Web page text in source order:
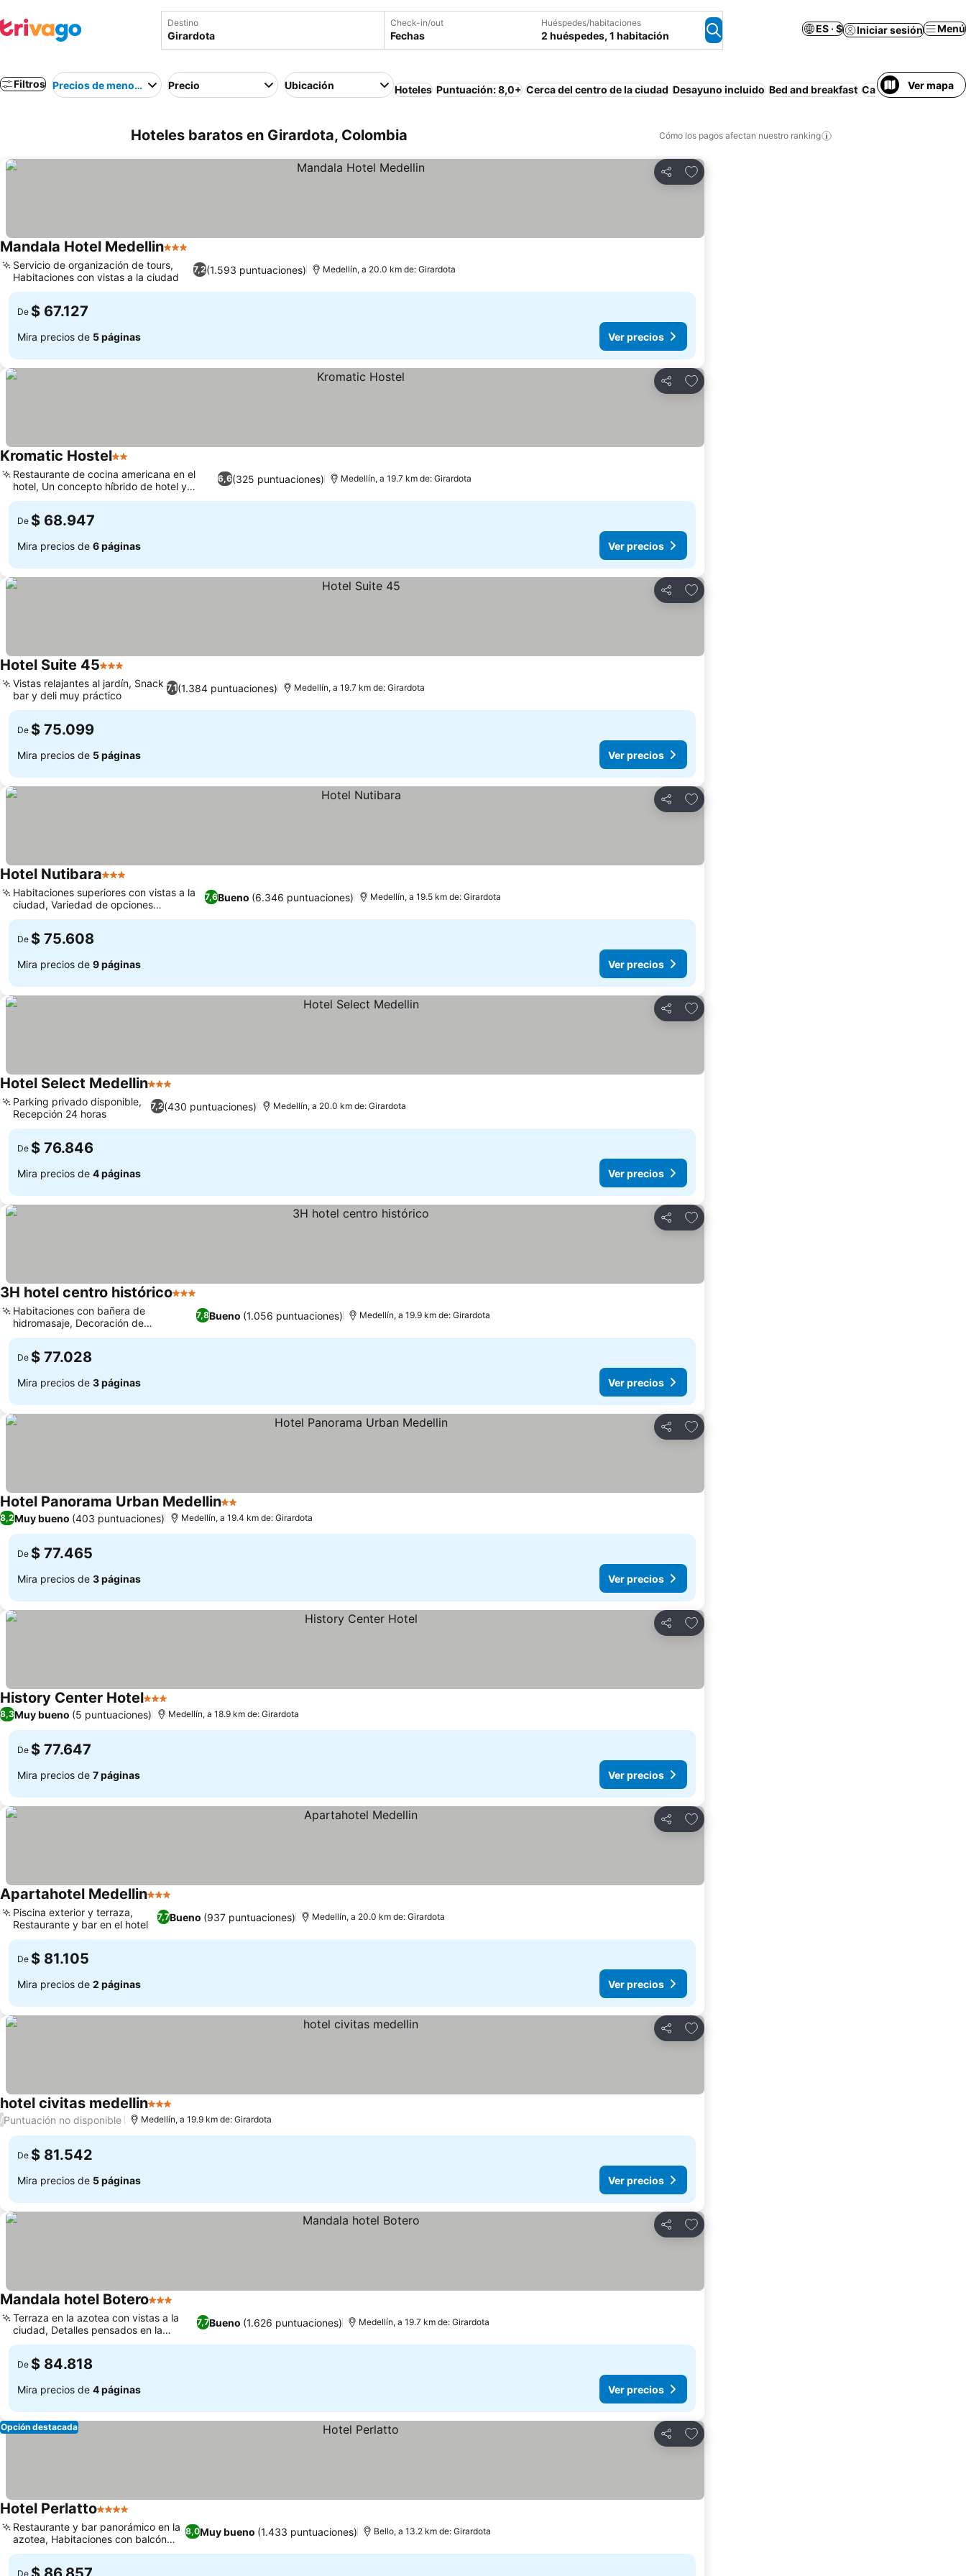
Destino Check-in/out
Fechas
Huéspedes/habitaciones
2 huéspedes, 1 habitación
ES · $ Iniciar sesión Menú
Filtros Precios de menor a mayorPrecio Ubicación Hoteles Puntuación: 8,0+ Cerca del centro de la ciudad Desayuno incluido Bed and breakfast Casa de huéspedes
Ver mapa
Hoteles baratos en Girardota, Colombia Cómo los pagos afectan nuestro ranking
Compartir
Agregar a favoritos
Mandala Hotel Medellin3 Estrellas
7,2(1.593 puntuaciones)
Servicio de organización de tours,
Habitaciones con vistas a la ciudad
Medellín, a 20.0 km de: Girardota
De $ 67.127
Mira precios de 5 páginas Ver precios
Compartir
Agregar a favoritos
Kromatic Hostel2 Estrellas
6,6(325 puntuaciones)
Restaurante de cocina americana en el
hotel, Un concepto híbrido de hotel y
hostal
Medellín, a 19.7 km de: Girardota
De $ 68.947
Mira precios de 6 páginas Ver precios
Compartir
Agregar a favoritos
Hotel Suite 453 Estrellas
7,1(1.384 puntuaciones)
Vistas relajantes al jardín, Snack
bar y deli muy práctico
Medellín, a 19.7 km de: Girardota
De $ 75.099
Mira precios de 5 páginas Ver precios
Compartir
Agregar a favoritos
Hotel Nutibara3 Estrellas
7,6Bueno (6.346 puntuaciones)
Habitaciones superiores con vistas a la
ciudad, Variedad de opciones
gastronómicas
Medellín, a 19.5 km de: Girardota
De $ 75.608
Mira precios de 9 páginas Ver precios
Compartir
Agregar a favoritos
Hotel Select Medellin3 Estrellas
7,2(430 puntuaciones)
Parking privado disponible,
Recepción 24 horas
Medellín, a 20.0 km de: Girardota
De $ 76.846
Mira precios de 4 páginas Ver precios
Compartir
Agregar a favoritos
3H hotel centro histórico3 Estrellas
7,8Bueno (1.056 puntuaciones)
Habitaciones con bañera de
hidromasaje, Decoración de
habitaciones vibrante
Medellín, a 19.9 km de: Girardota
De $ 77.028
Mira precios de 3 páginas Ver precios
Compartir
Agregar a favoritos
Hotel Panorama Urban Medellin2 Estrellas
8,2Muy bueno (403 puntuaciones) Medellín, a 19.4 km de: Girardota
De $ 77.465
Mira precios de 3 páginas Ver precios
Compartir
Agregar a favoritos
History Center Hotel3 Estrellas
8,3Muy bueno (5 puntuaciones) Medellín, a 18.9 km de: Girardota
De $ 77.647
Mira precios de 7 páginas Ver precios
Compartir
Agregar a favoritos
Apartahotel Medellin3 Estrellas
7,7Bueno (937 puntuaciones)
Piscina exterior y terraza,
Restaurante y bar en el hotel
Medellín, a 20.0 km de: Girardota
De $ 81.105
Mira precios de 2 páginas Ver precios
Compartir
Agregar a favoritos
hotel civitas medellin3 Estrellas
/Puntuación no disponible Medellín, a 19.9 km de: Girardota
De $ 81.542
Mira precios de 5 páginas Ver precios
Compartir
Agregar a favoritos
Mandala hotel Botero3 Estrellas
7,7Bueno (1.626 puntuaciones)
Terraza en la azotea con vistas a la
ciudad, Detalles pensados en la
habitación
Medellín, a 19.7 km de: Girardota
De $ 84.818
Mira precios de 4 páginas Ver precios
Compartir
Agregar a favoritos
Opción destacada
Hotel Perlatto4 Estrellas
8,0Muy bueno (1.433 puntuaciones)
Restaurante y bar panorámico en la
azotea, Habitaciones con balcón
privado
Bello, a 13.2 km de: Girardota
De